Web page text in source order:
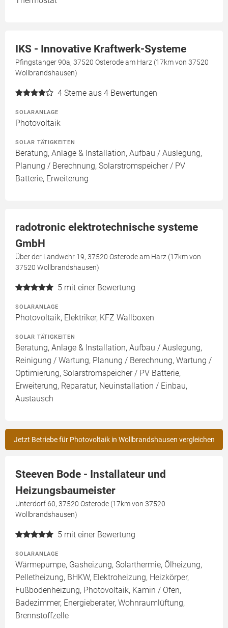
IKS - Innovative Kraftwerk-Systeme
Pfingstanger 90a, 37520 Osterode am Harz (17km von 37520
Wollbrandshausen)
4 Sterne aus 4 Bewertungen
SOLARANLAGE
Photovoltaik
SOLAR TÄTIGKEITEN
Beratung, Anlage & Installation, Aufbau / Auslegung,
Planung / Berechnung, Solarstromspeicher / PV
Batterie, Erweiterung
radotronic elektrotechnische systeme
GmbH
Über der Landwehr 19, 37520 Osterode am Harz (17km von
37520 Wollbrandshausen)
5 mit einer Bewertung
SOLARANLAGE
Photovoltaik, Elektriker, KFZ Wallboxen
SOLAR TÄTIGKEITEN
Beratung, Anlage & Installation, Aufbau / Auslegung,
Reinigung / Wartung, Planung / Berechnung, Wartung /
Optimierung, Solarstromspeicher / PV Batterie,
Erweiterung, Reparatur, Neuinstallation / Einbau,
Austausch
Jetzt Betriebe für Photovoltaik in Wollbrandshausen vergleichen
Steeven Bode - Installateur und
Heizungsbaumeister
Unterdorf 60, 37520 Osterode (17km von 37520
Wollbrandshausen)
5 mit einer Bewertung
SOLARANLAGE
Wärmepumpe, Gasheizung, Solarthermie, Ölheizung,
Pelletheizung, BHKW, Elektroheizung, Heizkörper,
Fußbodenheizung, Photovoltaik, Kamin / Ofen,
Badezimmer, Energieberater, Wohnraumlüftung,
Brennstoffzelle